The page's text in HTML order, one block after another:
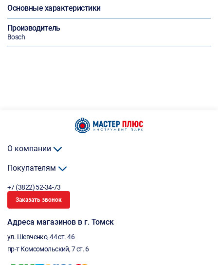
Основные характеристики
Производитель
Bosch
О компании
Покупателям
+7 (3822) 52-34-73
Заказать звонок
Адреса магазинов в г. Томск
ул. Шевченко, 44 ст. 46
пр-т Комсомольский, 7 ст. 6